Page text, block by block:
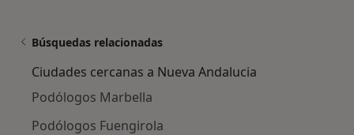
Búsquedas relacionadas
Ciudades cercanas a Nueva Andalucia
Podólogos Marbella
Podólogos Fuengirola